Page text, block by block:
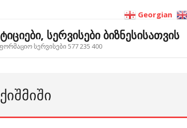
სერვისები ბიზნესისათვის
სერვისები 577 235 400
Georgian